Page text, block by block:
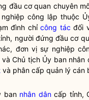
đầu cơ quan chuyên
công lập thuộc
đình chỉcông tác đối
người đứng đầu cơ
đơn vị sự nghiệp
Chủ tịch Ủy ban nhân
và phân cấp quản lý cán
ban nhân dâncấp tỉnh,